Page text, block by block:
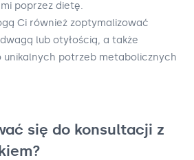
poprzez dietę.
Ci również zoptymalizować
lub otyłością, a także
potrzeb metabolicznych
się do konsultacji z